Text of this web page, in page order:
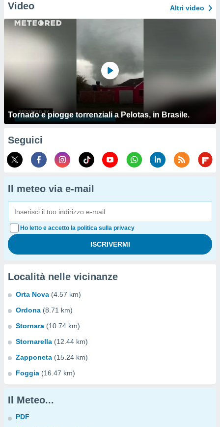
Video Altri video
Tornado e piogge torrenziali a Pelotas, in Brasile.
Seguici
Il meteo via e-mail
Ho letto e accetto la politica sulla privacy
Località nelle vicinanze
Orta Nova (4.57 km)
Ordona (8.71 km)
Stornara (10.74 km)
Stornarella (12.44 km)
Zapponeta (15.24 km)
Foggia (16.47 km)
Il Meteo...
PDF